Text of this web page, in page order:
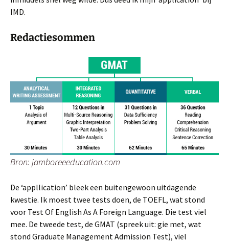
IMD.
Redactiesommen
Bron: jamboreeeducation.com
De ‘appllication’ bleek een buitengewoon uitdagende
kwestie. Ik moest twee tests doen, de TOEFL, wat stond
voor Test Of English As A Foreign Language. Die test viel
mee. De tweede test, de GMAT (spreek uit: gie met, wat
stond Graduate Management Admission Test), viel